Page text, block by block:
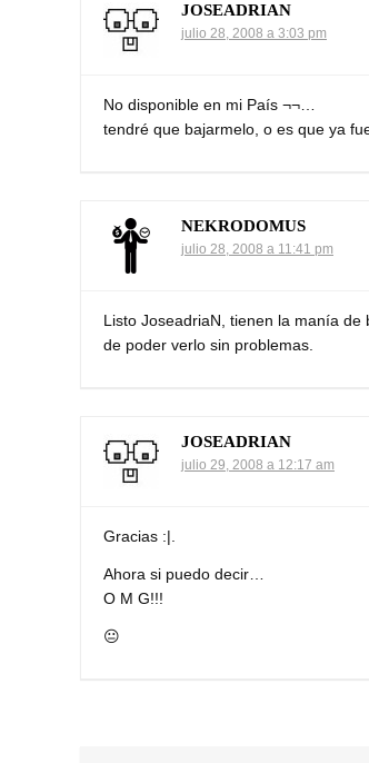
JOSEADRIAN
julio 28, 2008 a 3:03 pm
No disponible en mi País ¬¬…
tendré que bajarmelo, o es que ya
NEKRODOMUS
julio 28, 2008 a 11:41 pm
Listo JoseadriaN, tienen la manía
de poder verlo sin problemas.
JOSEADRIAN
julio 29, 2008 a 12:17 am
Gracias :|.
Ahora si puedo decir…
O M G!!!
😐